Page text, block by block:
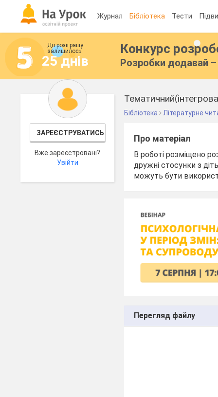
Журнал Бібліотека Тести
До розіграшу
залишилось:
25 днів
Конкурс
Розробки додавай –
ЗАРЕЄСТРУВАТИСЬ
Вже зареєстровані?
Увійти
Бібліотека Літературне
Про матеріал
В роботі розміщено
дружні стосунки з
можуть бути
Перегляд файлу